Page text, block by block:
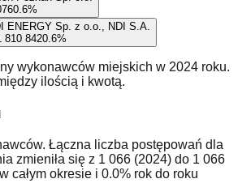
0.6%
ENERGY Sp. z o.o., NDI S.A.
810 8420.6%
wykonawców miejskich w 2024 roku.
ilością i kwotą.
Łączna liczba postępowań dla
zmieniła się z 1 066 (2024) do 1 066
całym okresie i 0.0% rok do roku